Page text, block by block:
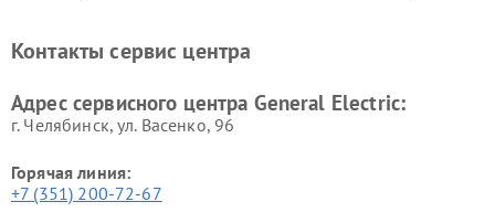
Electric
General Electric
Контакты сервис центра
Адрес сервисного центра General Electric:
г. Челябинск, ул. Васенко, 96
Горячая линия:
+7 (351) 200-72-67